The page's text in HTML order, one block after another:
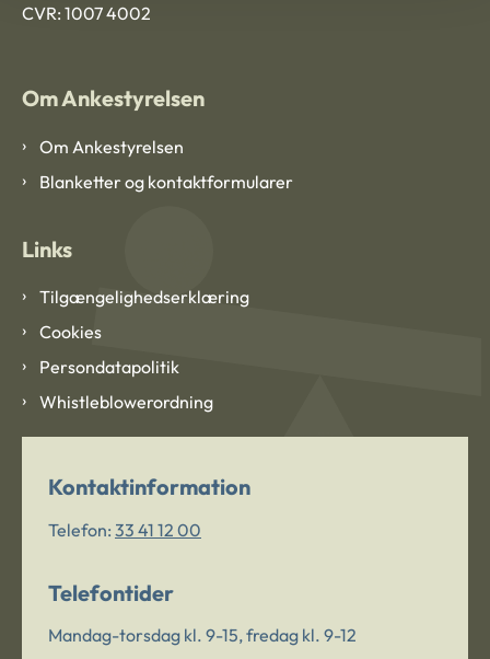
CVR: 1007 4002
Om Ankestyrelsen
Om Ankestyrelsen
Blanketter og kontaktformularer
Links
Tilgængelighedserklæring
Cookies
Persondatapolitik
Whistleblowerordning
Kontaktinformation
Telefon: 33 41 12 00
Telefontider
Mandag-torsdag kl. 9-15, fredag kl. 9-12